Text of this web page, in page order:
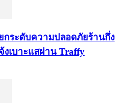
กระดับความปลอดภัยร้านกึ่ง
เบาะแสผ่าน Traffy